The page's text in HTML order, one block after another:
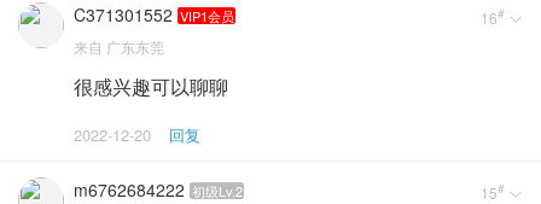
C371301552 VIP1会员 16# 
来自 广东东莞
很感兴趣可以聊聊
2022-12-20 回复
m6762684222 初级Lv.2 15# 